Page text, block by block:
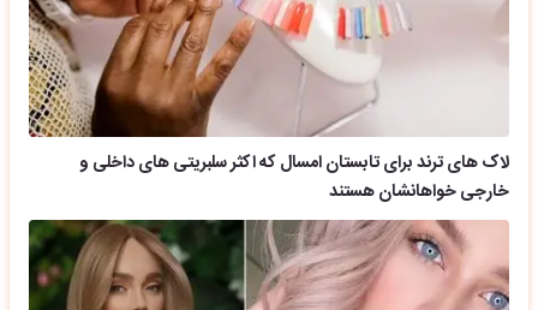
لاک های ترند برای تابستان امسال که اکثر سلبریتی های داخلی و
خارجی خواهانشان هستند